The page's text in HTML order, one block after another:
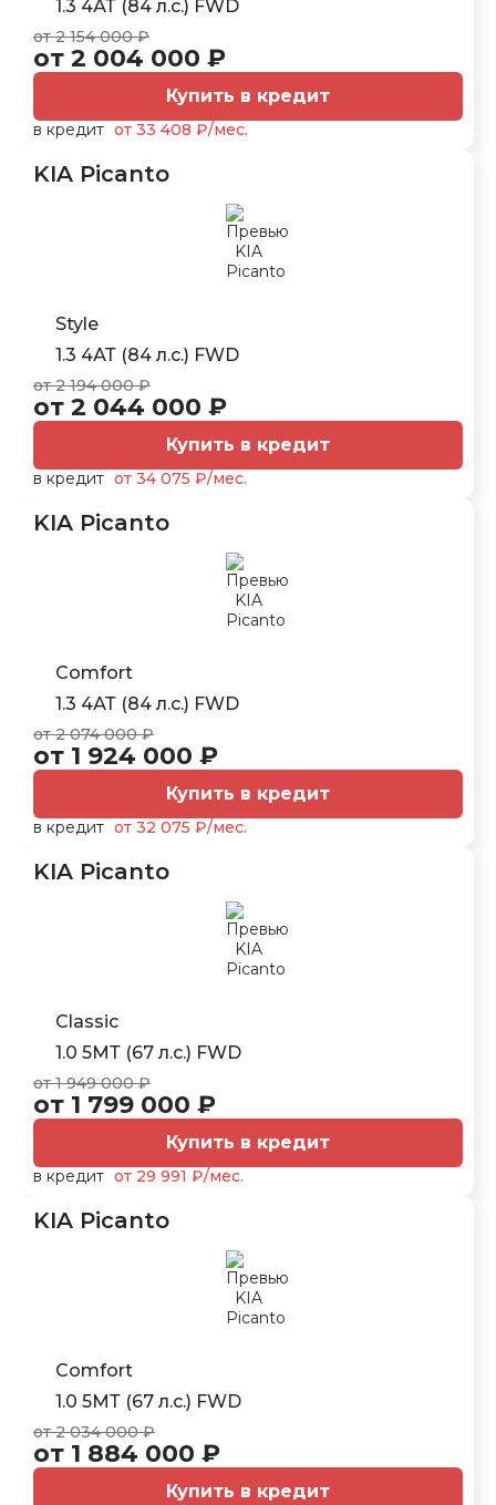
1.3 4АТ (84 л.с.) FWD
от 2 154 000 ₽
от 2 004 000 ₽
Купить в кредит
в кредит от 33 408 ₽/мес.
KIA Picanto
Style
1.3 4АТ (84 л.с.) FWD
от 2 194 000 ₽
от 2 044 000 ₽
Купить в кредит
в кредит от 34 075 ₽/мес.
KIA Picanto
Comfort
1.3 4АТ (84 л.с.) FWD
от 2 074 000 ₽
от 1 924 000 ₽
Купить в кредит
в кредит от 32 075 ₽/мес.
KIA Picanto
Classic
1.0 5МТ (67 л.с.) FWD
от 1 949 000 ₽
от 1 799 000 ₽
Купить в кредит
в кредит от 29 991 ₽/мес.
KIA Picanto
Comfort
1.0 5МТ (67 л.с.) FWD
от 2 034 000 ₽
от 1 884 000 ₽
Купить в кредит